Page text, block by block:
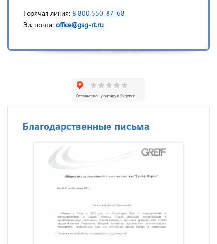
Горячая линия: 8 800 550-87-68
Эл. почта: office@gsg-rt.ru
Благодарственные письма